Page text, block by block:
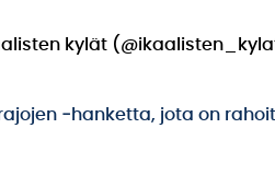
kylät
‑hanketta, jota on